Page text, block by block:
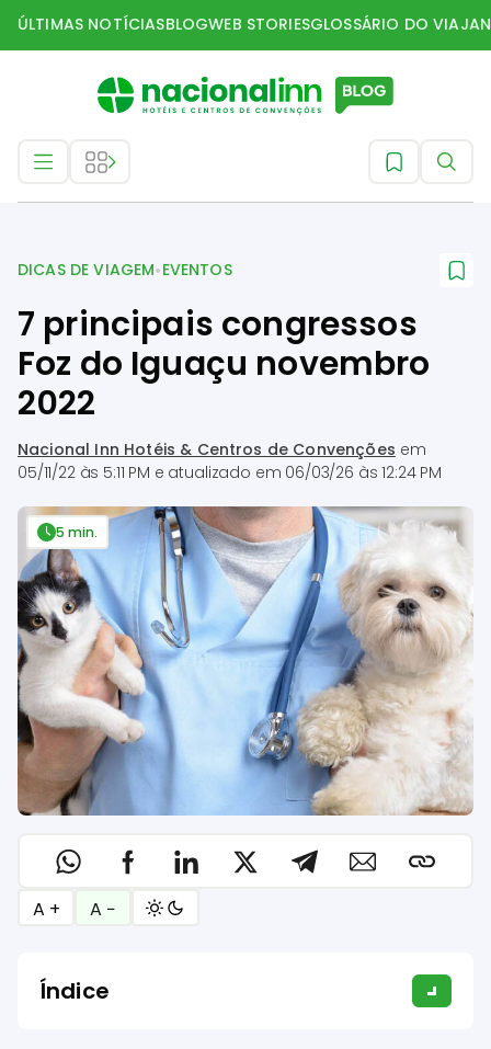
ÚLTIMAS NOTÍCIASBLOGWEB STORIESGLOSSÁRIO DO
DICAS DE VIAGEM•EVENTOS
7 principais congressos
Foz do Iguaçu novembro
2022
Nacional Inn Hotéis & Centros de Convenções em
05/11/22 às 5:11 PM e atualizado em 06/03/26 às 12:24 PM
5 min.
A + A −
Índice